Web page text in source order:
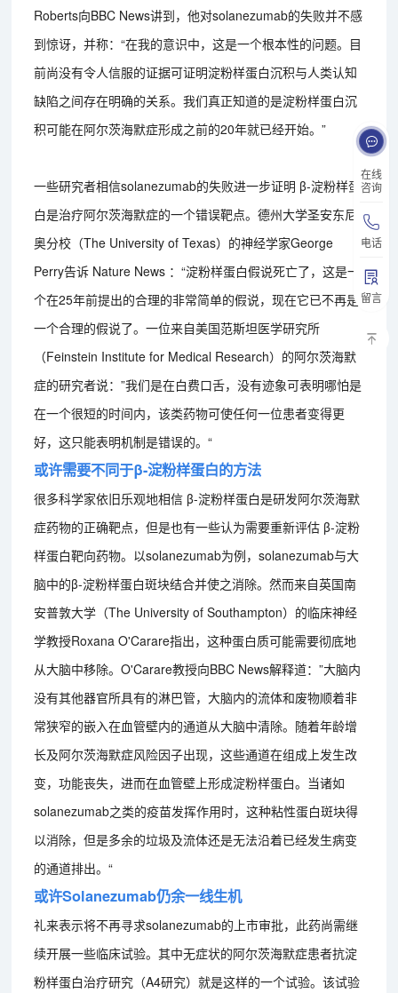
在线
咨询
电话
留言
Roberts向BBC News讲到，他对solanezumab的失败并不感
到惊讶，并称：“在我的意识中，这是一个根本性的问题。目
前尚没有令人信服的证据可证明淀粉样蛋白沉积与人类认知
缺陷之间存在明确的关系。我们真正知道的是淀粉样蛋白沉
积可能在阿尔茨海默症形成之前的20年就已经开始。”
一些研究者相信solanezumab的失败进一步证明 β-淀粉样蛋
白是治疗阿尔茨海默症的一个错误靶点。德州大学圣安东尼
奥分校（The University of Texas）的神经学家George
Perry告诉 Nature News ：“淀粉样蛋白假说死亡了，这是一
个在25年前提出的合理的非常简单的假说，现在它已不再是
一个合理的假说了。一位来自美国范斯坦医学研究所
（Feinstein Institute for Medical Research）的阿尔茨海默
症的研究者说：”我们是在白费口舌，没有迹象可表明哪怕是
在一个很短的时间内，该类药物可使任何一位患者变得更
好，这只能表明机制是错误的。“
或许需要不同于β-淀粉样蛋白的方法
很多科学家依旧乐观地相信 β-淀粉样蛋白是研发阿尔茨海默
症药物的正确靶点，但是也有一些认为需要重新评估 β-淀粉
样蛋白靶向药物。以solanezumab为例，solanezumab与大
脑中的β-淀粉样蛋白斑块结合并使之消除。然而来自英国南
安普敦大学（The University of Southampton）的临床神经
学教授Roxana O'Carare指出，这种蛋白质可能需要彻底地
从大脑中移除。O'Carare教授向BBC News解释道：”大脑内
没有其他器官所具有的淋巴管，大脑内的流体和废物顺着非
常狭窄的嵌入在血管壁内的通道从大脑中清除。随着年龄增
长及阿尔茨海默症风险因子出现，这些通道在组成上发生改
变，功能丧失，进而在血管壁上形成淀粉样蛋白。当诸如
solanezumab之类的疫苗发挥作用时，这种粘性蛋白斑块得
以消除，但是多余的垃圾及流体还是无法沿着已经发生病变
的通道排出。“
或许Solanezumab仍余一线生机
礼来表示将不再寻求solanezumab的上市审批，此药尚需继
续开展一些临床试验。其中无症状的阿尔茨海默症患者抗淀
粉样蛋白治疗研究（A4研究）就是这样的一个试验。该试验